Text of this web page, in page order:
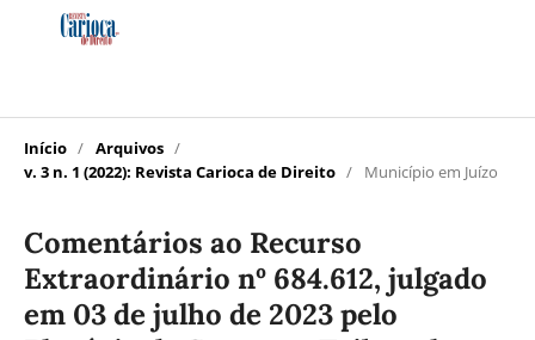
Início / Arquivos /
v. 3 n. 1 (2022): Revista Carioca de Direito / Município em Juízo
Comentários ao Recurso
Extraordinário nº 684.612, julgado
em 03 de julho de 2023 pelo